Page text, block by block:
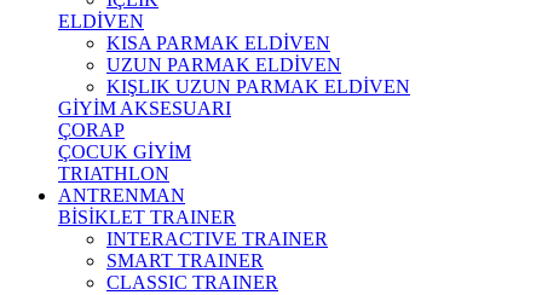
ELDİVEN
KISA PARMAK ELDİVEN
UZUN PARMAK ELDİVEN
KIŞLIK UZUN PARMAK ELDİVEN
GİYİM AKSESUARI
ÇORAP
ÇOCUK GİYİM
TRIATHLON
ANTRENMAN
BİSİKLET TRAINER
INTERACTIVE TRAINER
SMART TRAINER
CLASSIC TRAINER